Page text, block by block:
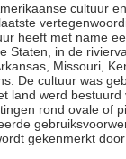
cultuur
heeft met name
Staten, in de
Missouri,
De cultuur was
land werd
rond ovale of
gekenmerkt